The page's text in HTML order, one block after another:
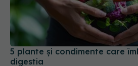
5 plante și condimente care
digestia
07 oct 2025, 18:53